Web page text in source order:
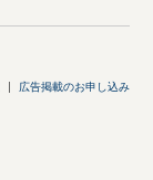
広告掲載のお申し込み